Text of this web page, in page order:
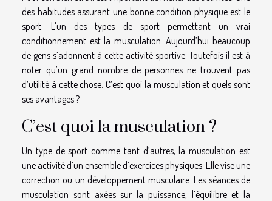
des habitudes assurant une bonne condition physique est le
sport. L’un des types de sport permettant un vrai
conditionnement est la musculation. Aujourd’hui beaucoup
de gens s’adonnent à cette activité sportive. Toutefois il est à
noter qu’un grand nombre de personnes ne trouvent pas
d’utilité à cette chose. C’est quoi la musculation et quels sont
ses avantages ?
C’est quoi la musculation ?
Un type de sport comme tant d’autres, la musculation est
une activité d’un ensemble d’exercices physiques. Elle vise une
correction ou un développement musculaire. Les séances de
musculation sont axées sur la puissance, l’équilibre et la